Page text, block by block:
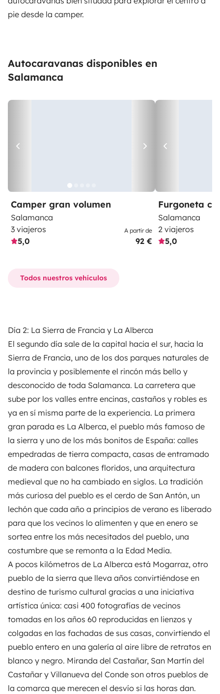
pie desde la camper.
Autocaravanas disponibles en
Salamanca
Camper gran volumen
Salamanca
3 viajeros
5,0
A partir de
92 €
Furgoneta
Salamanca
2 viajeros
5,0
Todos nuestros vehículos
Día 2: La Sierra de Francia y La Alberca
El segundo día sale de la capital hacia el sur, hacia la
Sierra de Francia, uno de los dos parques naturales de
la provincia y posiblemente el rincón más bello y
desconocido de toda Salamanca. La carretera que
sube por los valles entre encinas, castaños y robles es
ya en sí misma parte de la experiencia. La primera
gran parada es La Alberca, el pueblo más famoso de
la sierra y uno de los más bonitos de España: calles
empedradas de tierra compacta, casas de entramado
de madera con balcones floridos, una arquitectura
medieval que no ha cambiado en siglos. La tradición
más curiosa del pueblo es el cerdo de San Antón, un
lechón que cada año a principios de verano es liberado
para que los vecinos lo alimenten y que en enero se
sortea entre los más necesitados del pueblo, una
costumbre que se remonta a la Edad Media.
A pocos kilómetros de La Alberca está Mogarraz, otro
pueblo de la sierra que lleva años convirtiéndose en
destino de turismo cultural gracias a una iniciativa
artística única: casi 400 fotografías de vecinos
tomadas en los años 60 reproducidas en lienzos y
colgadas en las fachadas de sus casas, convirtiendo el
pueblo entero en una galería al aire libre de retratos en
blanco y negro. Miranda del Castañar, San Martín del
Castañar y Villanueva del Conde son otros pueblos de
la comarca que merecen el desvío si las horas dan.